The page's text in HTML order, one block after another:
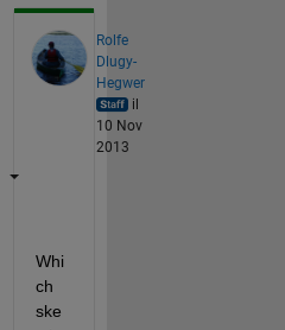
Rolfe
Dlugy-
Hegwer
il
10 Nov
2013
Whi
ch
ske